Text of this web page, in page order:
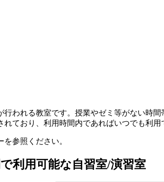
われる教室です。授業やゼミ等がない時間
ており、利用時間内であればいつでも利用
参照ください。
利用可能な自習室/演習室